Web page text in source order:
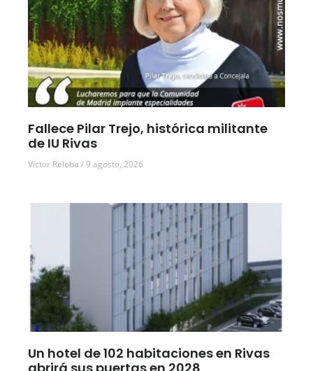
Fallece Pilar Trejo, histórica militante
de IU Rivas
Víctor Reloba 9 agosto, 2026
Un hotel de 102 habitaciones en Rivas